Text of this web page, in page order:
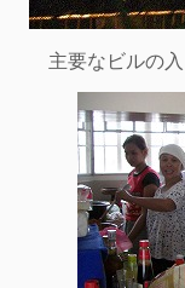
主要なビルの